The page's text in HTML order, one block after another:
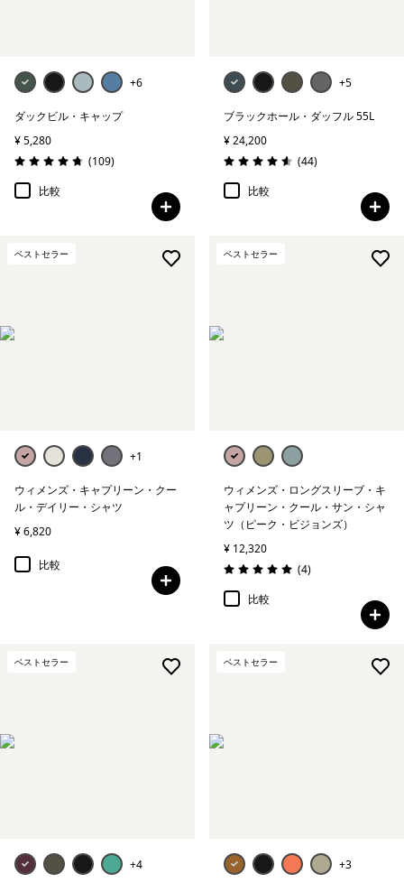
+6
ダックビル・キャップ
¥ 5,280
評価: 4.7 / 5
(109レビュー
)
比較
+5
ブラックホール・ダッフル 55L
¥ 24,200
評価: 4.6 / 5
(44レビュー
)
比較
ベストセラー
+1
ウィメンズ・キャプリーン・クー
ル・デイリー・シャツ
¥ 6,820
比較
ベストセラー
ウィメンズ・ロングスリーブ・キ
ャプリーン・クール・サン・シャ
ツ（ピーク・ビジョンズ）
¥ 12,320
評価: 5.0 / 5
(4レビュー
)
比較
ベストセラー
+4
ベストセラー
+3